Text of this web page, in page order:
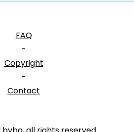
FAQ
-
Copyright
-
Contact